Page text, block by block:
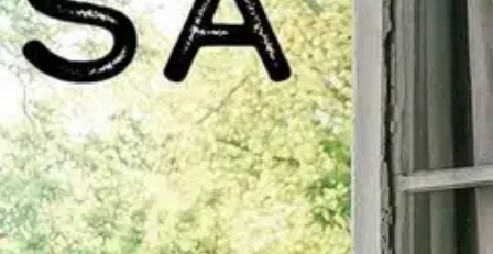
ja antanut heille äänen.” Suomessa on noin 200 000 muistisairasta
etenkin muistisairaan itsensä näkökulmasta. Tämän
ja pilke silmäkulmassa. Kirjoittaja Tarja Lindholm on